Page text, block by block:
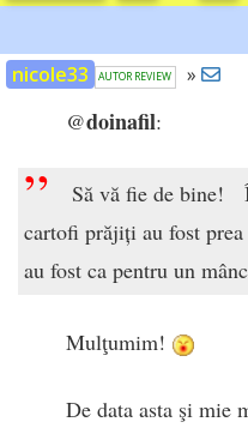
nicole33 AUTOR REVIEW »
@doinafil:
”
Să vă fie de bine!
cartofi prăjiți au fost
au fost ca pentru un
Mulţumim!
De data asta şi mie